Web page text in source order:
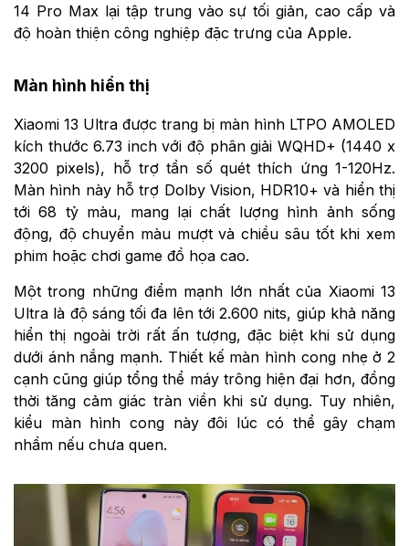
14 Pro Max lại tập trung vào sự tối giản, cao cấp và
độ hoàn thiện công nghiệp đặc trưng của Apple.
Màn hình hiển thị
Xiaomi 13 Ultra được trang bị màn hình LTPO AMOLED
kích thước 6.73 inch với độ phân giải WQHD+ (1440 x
3200 pixels), hỗ trợ tần số quét thích ứng 1-120Hz.
Màn hình này hỗ trợ Dolby Vision, HDR10+ và hiển thị
tới 68 tỷ màu, mang lại chất lượng hình ảnh sống
động, độ chuyển màu mượt và chiều sâu tốt khi xem
phim hoặc chơi game đồ họa cao.
Một trong những điểm mạnh lớn nhất của Xiaomi 13
Ultra là độ sáng tối đa lên tới 2.600 nits, giúp khả năng
hiển thị ngoài trời rất ấn tượng, đặc biệt khi sử dụng
dưới ánh nắng mạnh. Thiết kế màn hình cong nhẹ ở 2
cạnh cũng giúp tổng thể máy trông hiện đại hơn, đồng
thời tăng cảm giác tràn viền khi sử dụng. Tuy nhiên,
kiểu màn hình cong này đôi lúc có thể gây chạm
nhầm nếu chưa quen.